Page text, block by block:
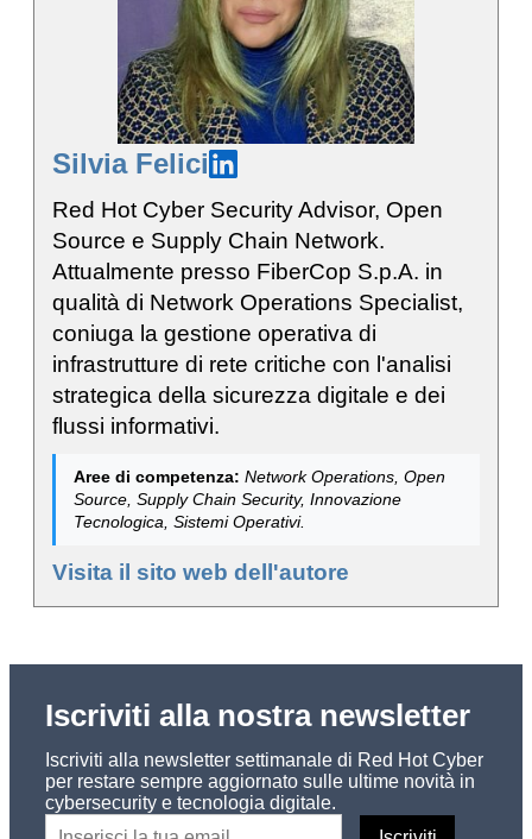
Silvia Felici
Red Hot Cyber Security Advisor, Open
Source e Supply Chain Network.
Attualmente presso FiberCop S.p.A. in
qualità di Network Operations Specialist,
coniuga la gestione operativa di
infrastrutture di rete critiche con l'analisi
strategica della sicurezza digitale e dei
flussi informativi.
Aree di competenza: Network Operations, Open
Source, Supply Chain Security, Innovazione
Tecnologica, Sistemi Operativi.
Visita il sito web dell'autore
Iscriviti alla nostra newsletter
Iscriviti alla newsletter settimanale di Red Hot Cyber
per restare sempre aggiornato sulle ultime novità in
cybersecurity e tecnologia digitale.